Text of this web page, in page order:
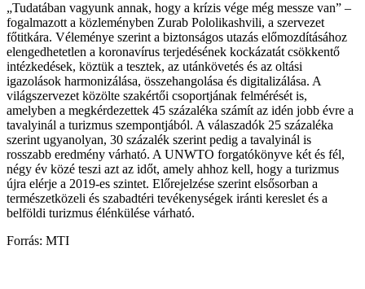
„Tudatában vagyunk annak, hogy a krízis vége még messze van” –
fogalmazott a közleményben Zurab Pololikashvili, a szervezet
főtitkára. Véleménye szerint a biztonságos utazás előmozdításához
elengedhetetlen a koronavírus terjedésének kockázatát csökkentő
intézkedések, köztük a tesztek, az utánkövetés és az oltási
igazolások harmonizálása, összehangolása és digitalizálása. A
világszervezet közölte szakértői csoportjának felmérését is,
amelyben a megkérdezettek 45 százaléka számít az idén jobb évre a
tavalyinál a turizmus szempontjából. A válaszadók 25 százaléka
szerint ugyanolyan, 30 százalék szerint pedig a tavalyinál is
rosszabb eredmény várható. A UNWTO forgatókönyve két és fél,
négy év közé teszi azt az időt, amely ahhoz kell, hogy a turizmus
újra elérje a 2019-es szintet. Előrejelzése szerint elsősorban a
természetközeli és szabadtéri tevékenységek iránti kereslet és a
belföldi turizmus élénkülése várható.
Forrás: MTI